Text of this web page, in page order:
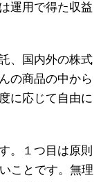
運用で得た収益
、国内外の株式
の商品の中から
に応じて自由に
。１つ目は原則
ことです。無理